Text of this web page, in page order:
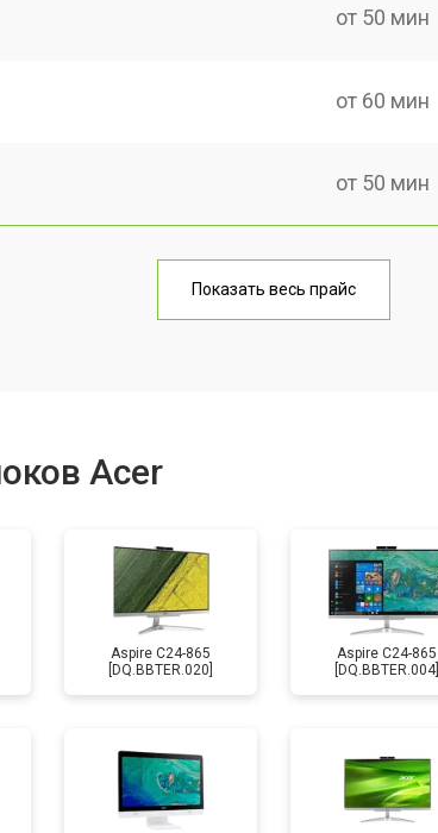
от 50 мин
от 60 мин
от 50 мин
от 60 мин
Показать весь прайс
Acer
Aspire C24-865
[DQ.BBTER.020]
Aspire C24-865
[DQ.BBTER.004]